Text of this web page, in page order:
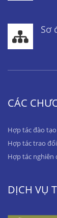
Sơ
CÁC
Hợp tác đào tạo
Hợp tác trao
Hợp tác nghiên
DỊCH VỤ